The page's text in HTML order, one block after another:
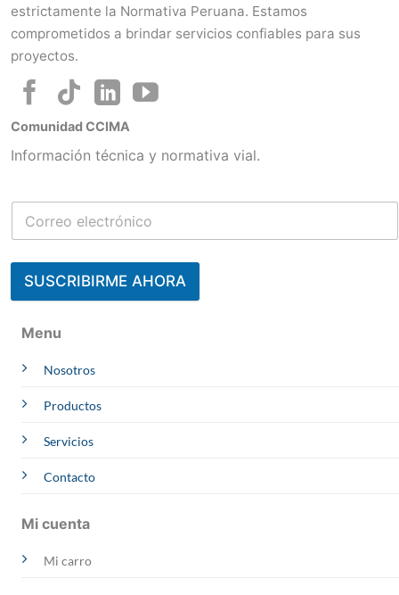
estrictamente la Normativa Peruana. Estamos
comprometidos a brindar servicios confiables para sus
proyectos.
Menu
Nosotros
Productos
Servicios
Contacto
Mi cuenta
Mi carro
Comunidad CCIMA
Información técnica y normativa vial.
SUSCRIBIRME AHORA